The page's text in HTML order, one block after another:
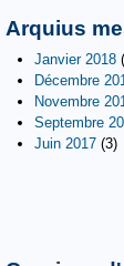
Arquius
Janvier 2018
Décembre
Novembre
Septembre
Juin 2017 (3)